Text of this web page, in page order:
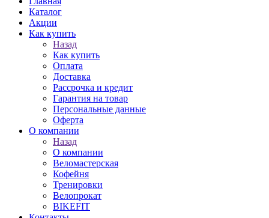
Каталог
Акции
Как купить
Назад
Как купить
Оплата
Доставка
Рассрочка и кредит
Гарантия на товар
Персональные данные
Оферта
О компании
Назад
О компании
Веломастерская
Кофейня
Тренировки
Велопрокат
BIKEFIT